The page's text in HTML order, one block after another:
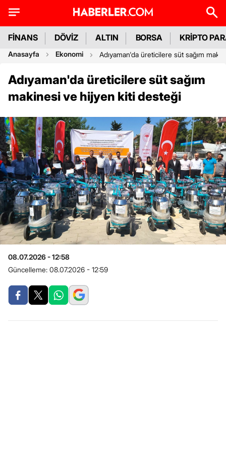
FİNANS DÖVİZ ALTIN BORSA KRİPTO
Anasayfa Ekonomi Adıyaman'da üreticilere süt sağım
Adıyaman'da üreticilere süt sağım
makinesi ve hijyen kiti desteği
08.07.2026 - 12:58
Güncelleme: 08.07.2026 - 12:59